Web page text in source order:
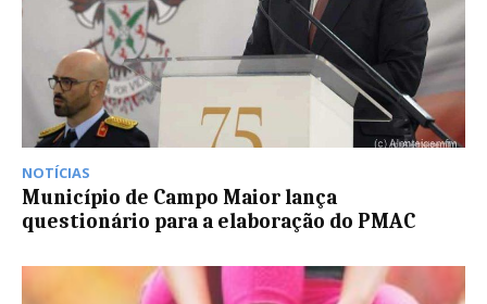
NOTÍCIAS
Município de Campo Maior lança
questionário para a elaboração do PMAC